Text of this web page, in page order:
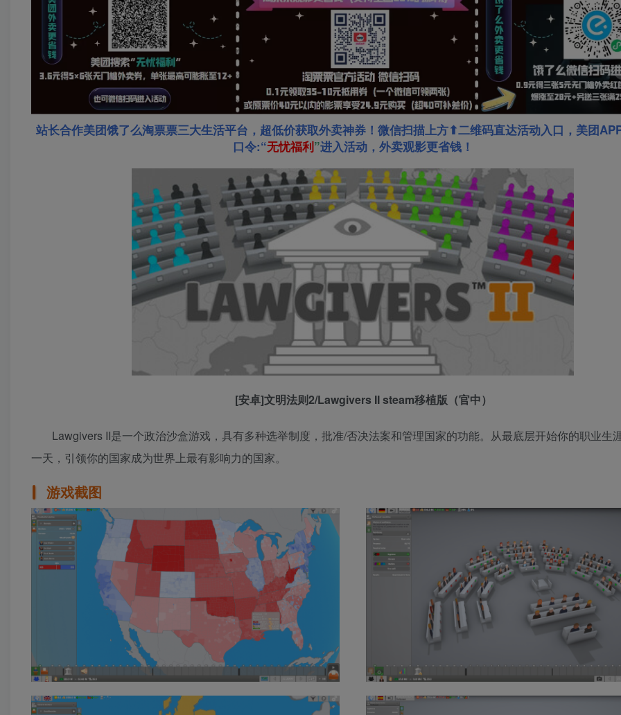
站长合作美团饿了么淘票票三大生活平台，超低价获取外卖神券！微信扫描上方⬆二维码直达活动入口，美团
口令:“无忧福利”进入活动，外卖观影更省钱！
[安卓]文明法则2/Lawgivers II steam移植版（官中）
Lawgivers II是一个政治沙盒游戏，具有多种选举制度，批准/否决法案和管理国家的功能。从最底层开始你的职业生
一天，引领你的国家成为世界上最有影响力的国家。
游戏截图